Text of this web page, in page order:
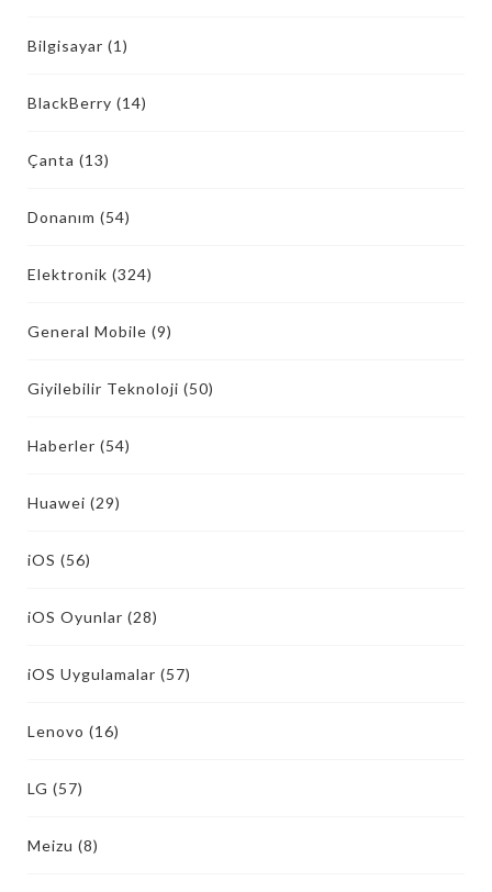
Bilgisayar (1)
BlackBerry (14)
Çanta (13)
Donanım (54)
Elektronik (324)
General Mobile (9)
Giyilebilir Teknoloji (50)
Haberler (54)
Huawei (29)
iOS (56)
iOS Oyunlar (28)
iOS Uygulamalar (57)
Lenovo (16)
LG (57)
Meizu (8)